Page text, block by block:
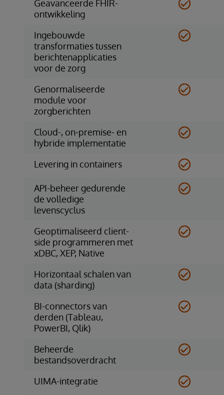
Geavanceerde FHIR-
ontwikkeling
Ingebouwde
transformaties tussen
berichtenapplicaties
voor de zorg
Genormaliseerde
module voor
zorgberichten
Cloud-, on-premise- en
hybride implementatie
Levering in containers
API-beheer gedurende
de volledige
levenscyclus
Geoptimaliseerd client-
side programmeren met
xDBC, XEP, Native
Horizontaal schalen van
data (sharding)
BI-connectors van
derden (Tableau,
PowerBI, Qlik)
Beheerde
bestandsoverdracht
UIMA-integratie